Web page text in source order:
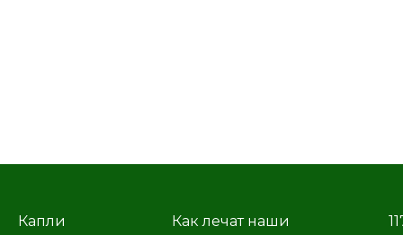
Капли
Как лечат наши